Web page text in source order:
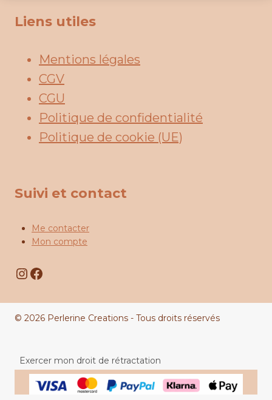
Liens utiles
Mentions légales
CGV
CGU
Politique de confidentialité
Politique de cookie (UE)
Suivi et contact
Me contacter
Mon compte
Instagram
Facebook
© 2026 Perlerine Creations - Tous droits réservés
Exercer mon droit de rétractation